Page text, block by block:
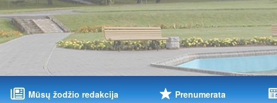
Mūsų žodžio redakcija Prenumerata